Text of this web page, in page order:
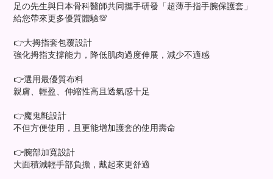
足の先生與日本骨科醫師共同攜手研發「超薄手指手腕保護套」
給您帶來更多優質體驗💯
👉大拇指套包覆設計
強化拇指支撐能力，降低肌肉過度伸展，減少不適感
👉選用最優質布料
親膚、輕盈、伸縮性高且透氣感十足
👉魔鬼氈設計
不但方便使用，且更能增加護套的使用壽命
👉腕部加寬設計
大面積減輕手部負擔，戴起來更舒適